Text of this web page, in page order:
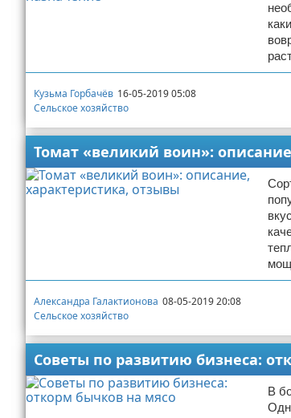
Кузьма Горбачёв 16-05-2019 05:08
Сельское хозяйство
Томат «великий воин»:
Александра Галактионова 08-05-2019 20:08
Сельское хозяйство
Советы по развитию бизнеса:
В